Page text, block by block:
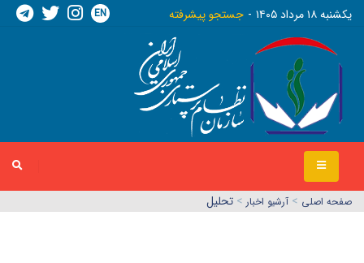
يکشنبه ١٨ مرداد ١٤٠٥ جستجو پیشرفته EN
صفحه اصلي > آرشیو اخبار > تحلیل